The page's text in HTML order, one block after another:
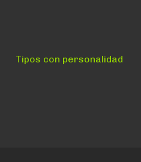
Siguiente:
Tipos con personalidad